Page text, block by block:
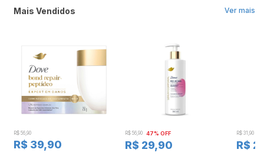
Ver mais
Mais Vendidos
R$ 56,90
R$ 39,90
R$ 56,90 47% OFF
R$ 29,90
R$ 31,90
R$